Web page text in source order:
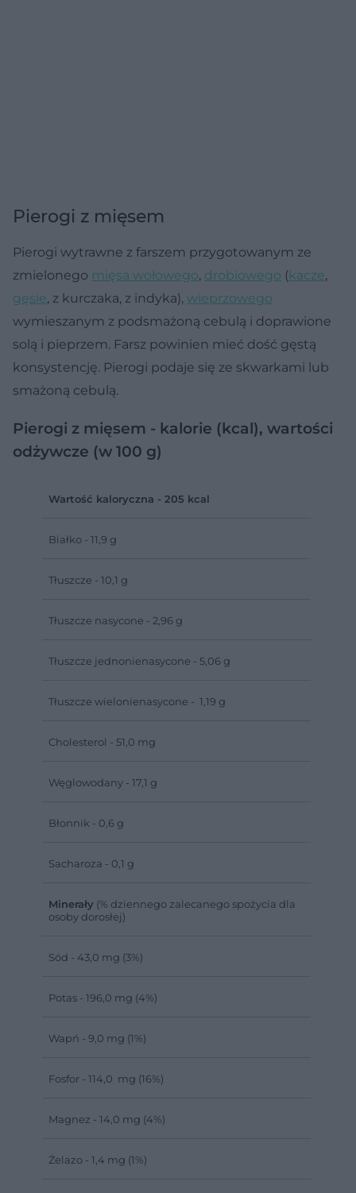
Pierogi z mięsem
Pierogi wytrawne z farszem przygotowanym ze
zmielonego mięsa wołowego, drobiowego (kacze,
gęsie, z kurczaka, z indyka), wieprzowego
wymieszanym z podsmażoną cebulą i doprawione
solą i pieprzem. Farsz powinien mieć dość gęstą
konsystencję. Pierogi podaje się ze skwarkami lub
smażoną cebulą.
Pierogi z mięsem - kalorie (kcal), wartości
odżywcze (w 100 g)
Wartość kaloryczna - 205 kcal
Białko - 11,9 g
Tłuszcze - 10,1 g
Tłuszcze nasycone - 2,96 g
Tłuszcze jednonienasycone - 5,06 g
Tłuszcze wielonienasycone - 1,19 g
Cholesterol - 51,0 mg
Węglowodany - 17,1 g
Błonnik - 0,6 g
Sacharoza - 0,1 g
Minerały (% dziennego zalecanego spożycia dla
osoby dorosłej)
Sód - 43,0 mg (3%)
Potas - 196,0 mg (4%)
Wapń - 9,0 mg (1%)
Fosfor - 114,0 mg (16%)
Magnez - 14,0 mg (4%)
Żelazo - 1,4 mg (1%)